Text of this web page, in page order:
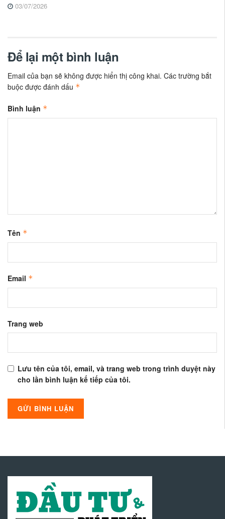
03/07/2026
Để lại một bình luận
Email của bạn sẽ không được hiển thị công khai. Các trường bắt
buộc được đánh dấu *
Bình luận *
Tên *
Email *
Trang web
Lưu tên của tôi, email, và trang web trong trình duyệt này
cho lần bình luận kế tiếp của tôi.